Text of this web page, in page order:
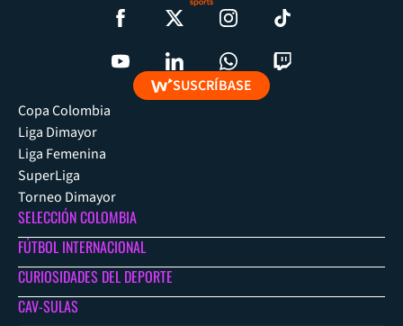
SUSCRÍBASE
Copa Colombia
Liga Dimayor
Liga Femenina
SuperLiga
Torneo Dimayor
SELECCIÓN COLOMBIA
FÚTBOL INTERNACIONAL
CURIOSIDADES DEL DEPORTE
CAV-SULAS